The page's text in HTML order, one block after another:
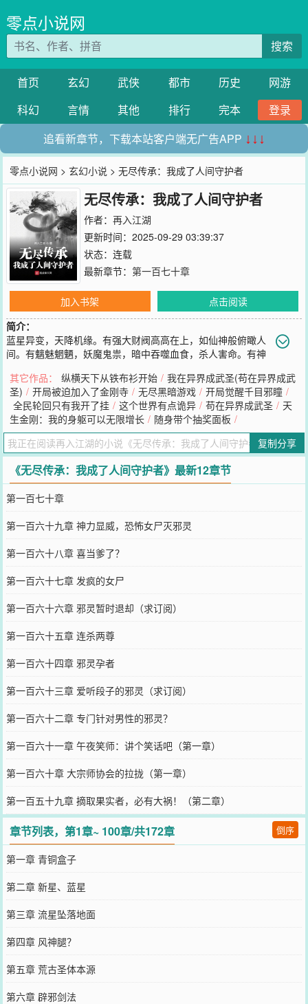
零点小说网
搜索
首页 玄幻 武侠 都市 历史
网游
科幻
言情 其他 排行 完本
登录
追看新章节，下载本站客户端无广告APP ↓↓↓
零点小说网 >玄幻小说 > 无尽传承：我成了人间守护者
无尽传承：我成了人间守护者
作者： 再入江湖
更新时间：2025-09-29 03:39:37
状态：连载
最新章节： 第一百七十章
加入书架
点击阅读
简介：
蓝星异变，天降机缘。有强大财阀高高在上，如仙神般俯瞰人
间。有魑魅魍魉，妖魔鬼祟，暗中吞噬血食，杀人害命。有神
量，铤而走险，强抢银行。这是一个前所未有的时代。奇迹无处不
在，压迫无处不在，有野心者遍地都是。有人得到无上神诀，有人获
得超强魔法，还有人得以融合恶魔果实，甚至有人获得深渊之力…武
道、仙法、异能、魔法、百花齐放！主角王萧侥幸得到荒古圣体本
源，成为新时代中的一具新生圣体，手持一本神秘古籍，在阶级混
乱，秩序混乱的年代，一步步开拓光明，走出属于自己的传说。
您要是觉得《 无尽传承：我成了人间守护者》还不错的话请不要忘记
向您QQ群和微博微信里的朋友推荐哦！
其它作品： 纵横天下从铁布衫开始 / 我在异界成武圣(苟在异界成武
圣) / 开局被迫加入了金刚寺 / 无尽黑暗游戏 / 开局觉醒千目邪瞳 /
全民轮回只有我开了挂 / 这个世界有点诡异 / 苟在异界成武圣 / 天
生金刚：我的身躯可以无限增长 / 随身带个抽奖面板 /
复制分享
《无尽传承：我成了人间守护者》最新12章节
第一百七十章
第一百六十九章 神力显威，恐怖女尸灭邪灵
第一百六十八章 喜当爹了？
第一百六十七章 发疯的女尸
第一百六十六章 邪灵暂时退却（求订阅）
第一百六十五章 连杀两尊
第一百六十四章 邪灵孕者
第一百六十三章 爱听段子的邪灵（求订阅）
第一百六十二章 专门针对男性的邪灵？
第一百六十一章 午夜笑师：讲个笑话吧（第一章）
第一百六十章 大宗师协会的拉拢（第一章）
第一百五十九章 摘取果实者，必有大祸！（第二章）
章节列表，第1章~ 100章/共172章 倒序
第一章 青铜盒子
第二章 新星、蓝星
第三章 流星坠落地面
第四章 风神腿？
第五章 荒古圣体本源
第六章 辟邪剑法